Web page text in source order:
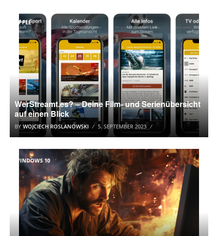
APPLE
WerStreamt.es? – Deine Film- und Serienübersicht
auf einen Blick
BY WOJCIECH ROSLANOWSKI 5. SEPTEMBER 2023
WINDOWS 10